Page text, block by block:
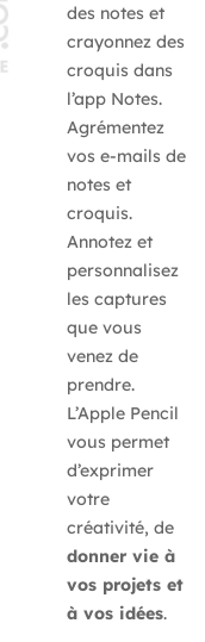
des notes et
crayonnez des
croquis dans
l’app Notes.
Agrémentez
vos e-mails de
notes et
croquis.
Annotez et
personnalisez
les captures
que vous
venez de
prendre.
L’Apple Pencil
vous permet
d’exprimer
votre
créativité, de
donner vie à
vos projets et
à vos idées.